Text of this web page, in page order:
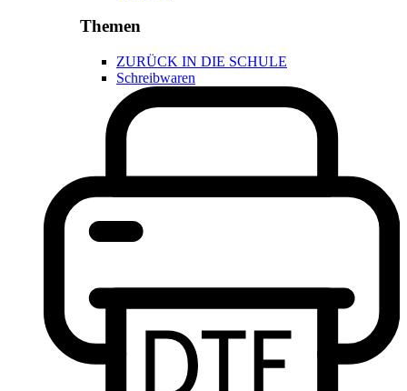
Themen
ZURÜCK IN DIE SCHULE
Schreibwaren